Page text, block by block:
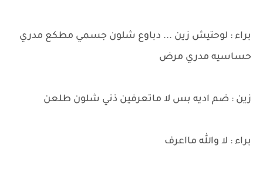
براء : لوحتيش زين ... دباوع شلون جسمي مطكع مدري
حساسيه مدري مرض
زين : ضم اديه بس لا ماتعرفين ذني شلون طلعن
براء : لا والله مااعرف